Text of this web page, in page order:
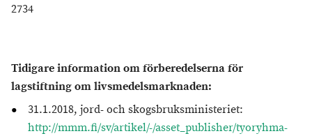
2734
Tidigare information om förberedelserna för
lagstiftning om livsmedelsmarknaden:
31.1.2018, jord- och skogsbruksministeriet:
http://mmm.fi/sv/artikel/-/asset_publisher/tyoryhma-